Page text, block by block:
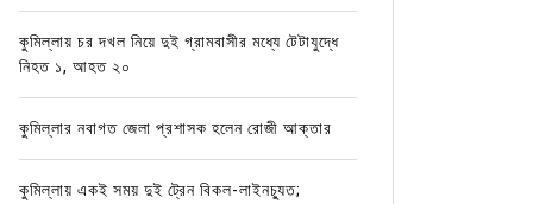
কুমিল্লায় চর দখল নিয়ে দুই গ্রামবাসীর মধ্যে টেটাযুদ্ধে
নিহত ১, আহত ২০
কুমিল্লার নবাগত জেলা প্রশাসক হলেন রোজী আক্তার
কুমিল্লায় একই সময় দুই ট্রেন বিকল-লাইনচ্যুত;